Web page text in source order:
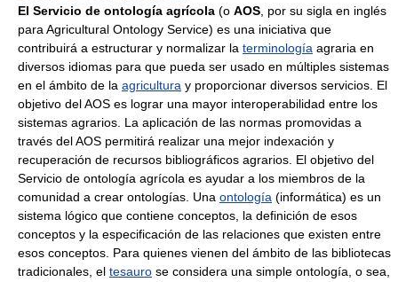
El Servicio de ontología agrícola (o AOS , por su sigla en inglés
para Agricultural Ontology Service) es una iniciativa que
contribuirá a estructurar y normalizar la terminología agraria en
diversos idiomas para que pueda ser usado en múltiples sistemas
en el ámbito de la agricultura y proporcionar diversos servicios. El
objetivo del AOS es lograr una mayor interoperabilidad entre los
sistemas agrarios. La aplicación de las normas promovidas a
través del AOS permitirá realizar una mejor indexación y
recuperación de recursos bibliográficos agrarios. El objetivo del
Servicio de ontología agrícola es ayudar a los miembros de la
comunidad a crear ontologías. Una ontología (informática) es un
sistema lógico que contiene conceptos, la definición de esos
conceptos y la especificación de las relaciones que existen entre
esos conceptos. Para quienes vienen del ámbito de las bibliotecas
tradicionales, el tesauro se considera una simple ontología, o sea,